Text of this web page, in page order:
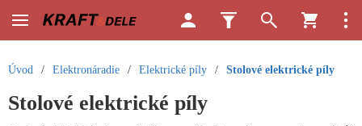
Úvod / Elektronáradie / Elektrické píly / Stolové elektrické píly
Stolové elektrické píly